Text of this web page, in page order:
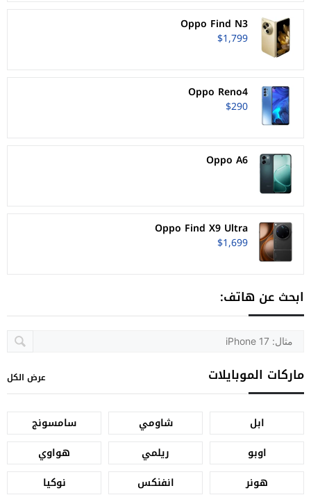
Oppo Find N3
$1,799
Oppo Reno4
$290
Oppo A6
Oppo Find X9 Ultra
$1,699
ابحث عن هاتف:
ماركات الموبايلات عرض الكل
ابل شاومي
سامسونج
اوبو
ريلمي
هواوي
هونر
انفنكس
نوكيا